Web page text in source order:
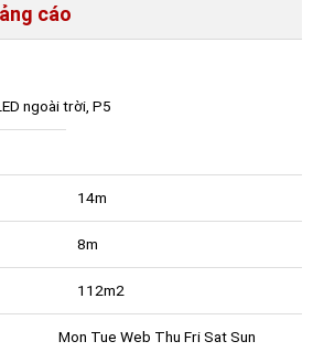
cáo
ngoài trời, P5
14m
8m
112m2
Mon Tue Web Thu Fri Sat Sun